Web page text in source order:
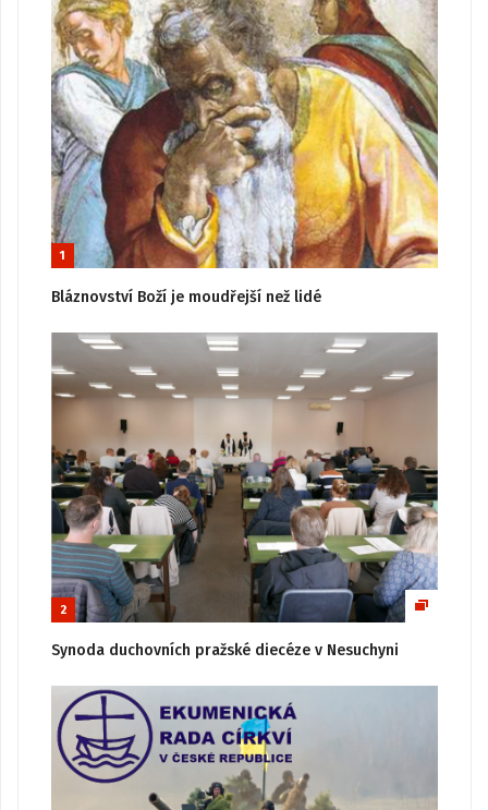
1
Bláznovství Boží je moudřejší než lidé
2
Synoda duchovních pražské diecéze v Nesuchyni